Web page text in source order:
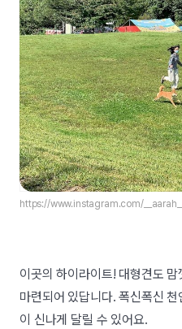
https://www.instagram.com/__aarah__
이곳의 하이라이트! 대형견도
마련되어 있답니다. 폭신폭신
이 신나게 달릴 수 있어요.